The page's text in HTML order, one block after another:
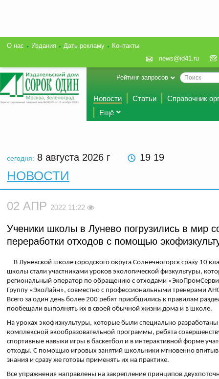
О нас Издания Дать рекламу
Контакты
news@id41.ru
Рейтинг запросов
Новости Статьи
Справочник
Ещё
сегодня: 8 августа 2026 г 19 19
НОВОСТИ
02 АПР 2022 11:22
Ученики школы в Лунево погрузились в мир
переработки отходов с помощью
В Луневской школе городского округа Солнечногорск сразу 10
школы стали участниками уроков экологической физкультуры,
региональный оператор по обращению с отходами
Группу «ЭкоЛайн», совместно с профессиональными тренерами
Всего за один день более 200 ребят приобщились к правилам
пообещали выполнять их в своей обычной жизни дома и в школе.
На уроках экофизкультуры, которые были специально
комплексной экообразовательной программы, ребята
спортивные навыки игры в баскетбол и в интерактивной форме
отходы. С помощью игровых занятий школьники мгновенно
знания и сразу же готовы применять их на практике.
Все упражнения направлены на закрепление принципов